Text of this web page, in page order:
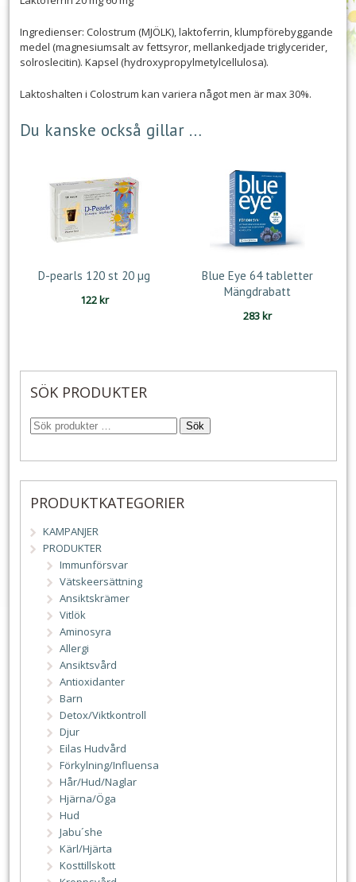
Ingredienser: Colostrum (MJÖLK), laktoferrin, klumpförebyggande
medel (magnesiumsalt av fettsyror, mellankedjade triglycerider,
solroslecitin). Kapsel (hydroxypropylmetylcellulosa).
Laktoshalten i Colostrum kan variera något men är max 30%.
Du kanske också gillar …
D-pearls 120 st 20 µg
122kr
Blue Eye 64 tabletter
Mängdrabatt
283kr
SÖK PRODUKTER
Sök
PRODUKTKATEGORIER
KAMPANJER
PRODUKTER
Immunförsvar
Vätskeersättning
Ansiktskrämer
Vitlök
Aminosyra
Allergi
Ansiktsvård
Antioxidanter
Barn
Detox/Viktkontroll
Djur
Eilas Hudvård
Förkylning/Influensa
Hår/Hud/Naglar
Hjärna/Öga
Hud
Jabu´she
Kärl/Hjärta
Kosttillskott